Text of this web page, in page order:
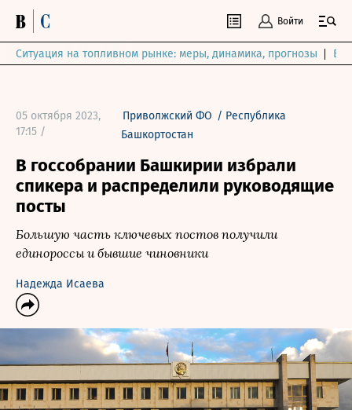
Войти
Ситуация на топливном рынке: меры, динамика, прогнозы
05 октября 2023,
17:15 /
Приволжский ФО / Республика
Башкортостан
В госсобрании Башкирии избрали
спикера и распределили руководящие
посты
Большую часть ключевых постов получили
единороссы и бывшие чиновники
Надежда Исаева